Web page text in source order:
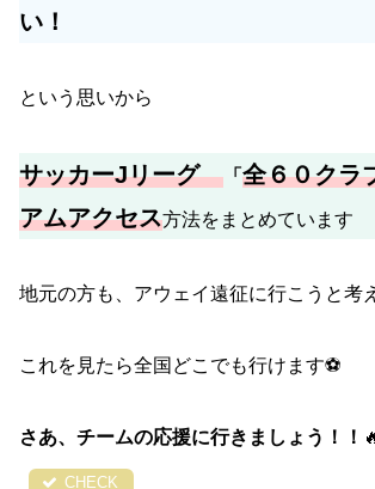
い！
という思いから
サッカーJリーグ 「 全６０クラ
アムアクセス方法をまとめています
地元の方も、アウェイ遠征に行こうと考
これを見たら全国どこでも行けます⚽
さあ、チームの応援に行きましょう！！